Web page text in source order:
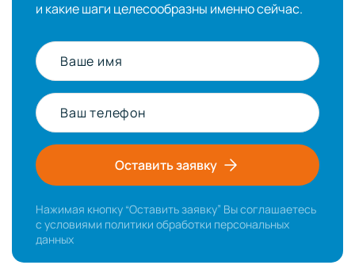
и какие шаги целесообразны именно сейчас.
Ваше имя
Ваш телефон
Оставить заявку
Нажимая кнопку “Оставить заявку” Вы соглашаетесь
с условиями политики обработки персональных
данных